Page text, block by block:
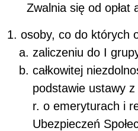
Zwalnia się od opłat
osoby, co do których
zaliczeniu do I
całkowitej
podstawie ustawy
r. o emeryturach i
Ubezpieczeń